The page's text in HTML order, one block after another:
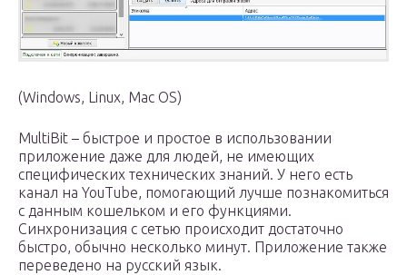
(Windows, Linux, Mac OS)
MultiBit – быстрое и простое в использовании
приложение даже для людей, не имеющих
специфических технических знаний. У него есть
канал на YouTube, помогающий лучше познакомиться
с данным кошельком и его функциями.
Синхронизация с сетью происходит достаточно
быстро, обычно несколько минут. Приложение также
переведено на русский язык.